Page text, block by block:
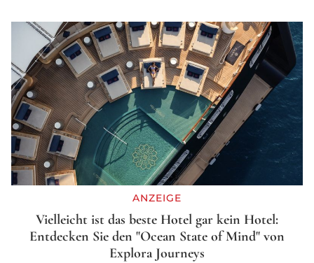
ANZEIGE
Vielleicht ist das beste Hotel gar kein Hotel:
Entdecken Sie den "Ocean State of Mind" von
Explora Journeys